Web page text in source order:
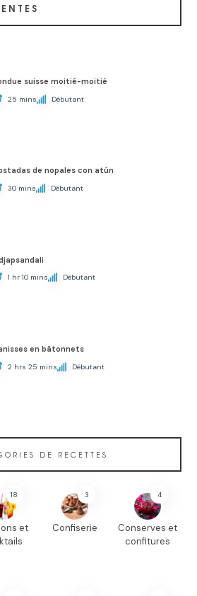
suisse moitié-moitié
25 mins Débutant
de nopales con atún
30 mins Débutant
1 hr 10 mins Débutant
en bâtonnets
2 hrs 25 mins Débutant
DE RECETTES
18
et
3
Confiserie
4
Conserves et
confitures